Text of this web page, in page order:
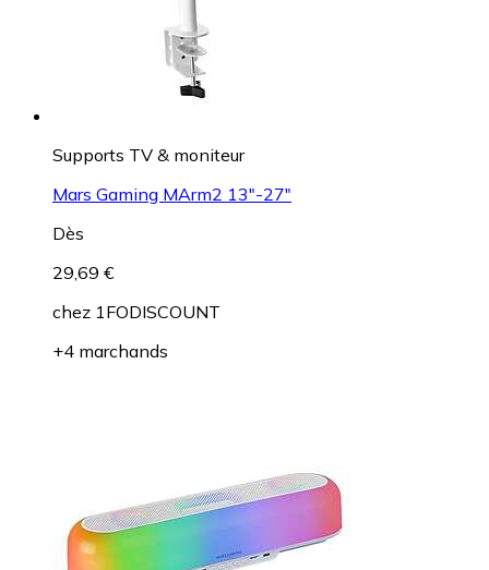
Supports TV & moniteur
Mars Gaming MArm2 13"-27"
Dès
29,69 €
chez 1FODISCOUNT
+4 marchands